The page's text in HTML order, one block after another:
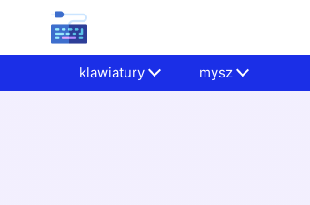
klawiatury mysz